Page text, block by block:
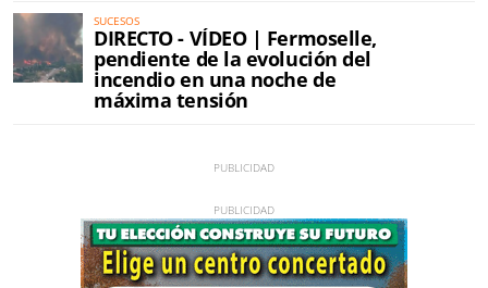
SUCESOS
DIRECTO - VÍDEO | Fermoselle,
pendiente de la evolución del
incendio en una noche de
máxima tensión